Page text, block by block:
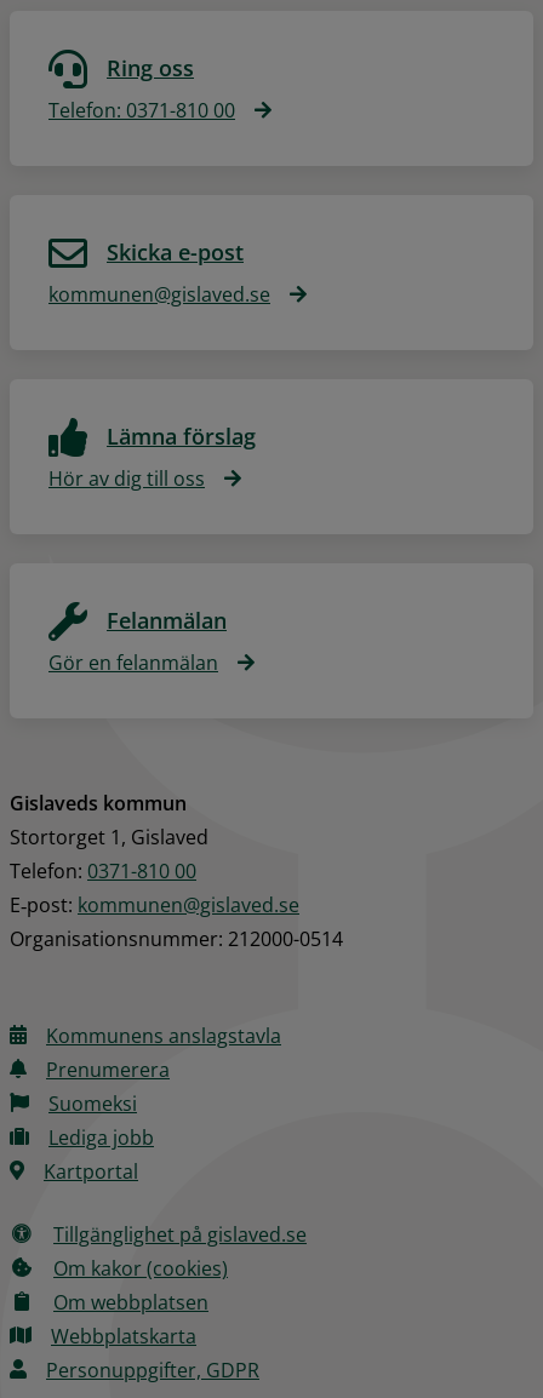
Ring oss
Telefon: 0371-810 00
Skicka e-post
kommunen@gislaved.se
Lämna förslag
Hör av dig till oss
Felanmälan
Gör en felanmälan
Gislaveds kommun
Stortorget 1, Gislaved
Telefon: 0371-810 00
E‑post: kommunen@gislaved.se
Organisationsnummer: 212000-0514
Kommunens anslagstavla
Prenumerera
Suomeksi
Lediga jobb
Kartportal
Tillgänglighet på gislaved.se
Om kakor (cookies)
Om webbplatsen
Webbplatskarta
Personuppgifter, GDPR